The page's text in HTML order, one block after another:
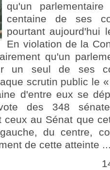
qu'un
centaine de ses
pourtant aujourd'hui
En violation de la
qu'un
un seul de ses
scrutin public le
d'entre eux se
des 348
ceux au Sénat que
du centre,
de cette atteinte